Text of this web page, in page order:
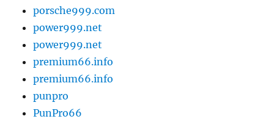
porsche999.com
power999.net
power999.net
premium66.info
premium66.info
punpro
PunPro66